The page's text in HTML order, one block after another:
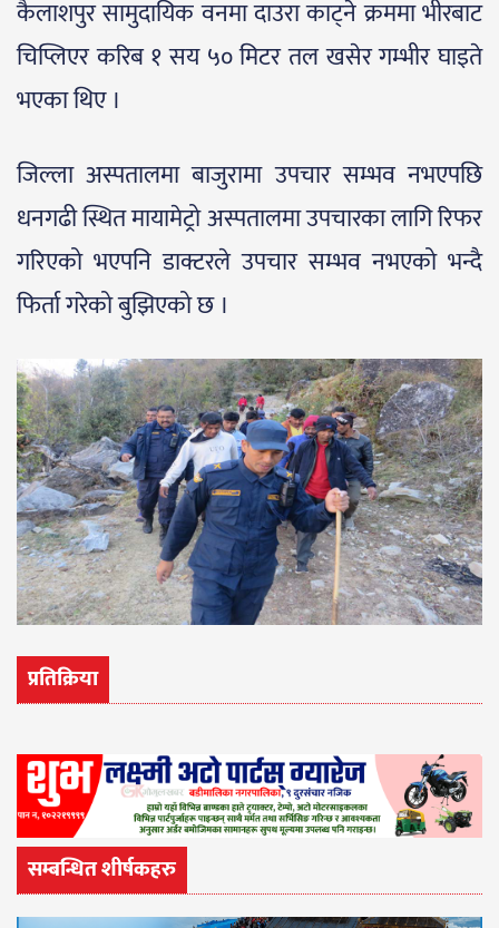
कैलाशपुर सामुदायिक वनमा दाउरा काट्ने क्रममा भीरबाट
चिप्लिएर करिब १ सय ५० मिटर तल खसेर गम्भीर घाइते
भएका थिए ।
जिल्ला अस्पतालमा बाजुरामा उपचार सम्भव नभएपछि
धनगढी स्थित मायामेट्रो अस्पतालमा उपचारका लागि रिफर
गरिएको भएपनि डाक्टरले उपचार सम्भव नभएको भन्दै
फिर्ता गरेको बुझिएको छ ।
प्रतिक्रिया
सम्बन्धित शीर्षकहरु